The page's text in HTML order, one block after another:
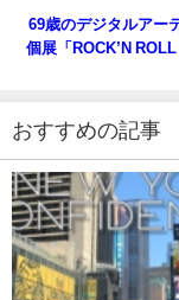
69歳のデジタルアー
個展「ROCK’N
おすすめの記事